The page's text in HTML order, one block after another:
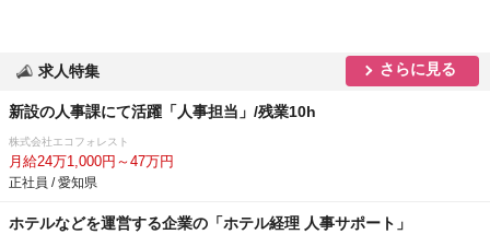
求人特集 さらに見る
新設の人事課にて活躍「人事担当」/残業10h
株式会社エコフォレスト
月給24万1,000円～47万円
正社員 / 愛知県
ホテルなどを運営する企業の「ホテル経理 人事サポート」